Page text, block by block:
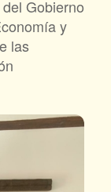
Gobierno
y
las